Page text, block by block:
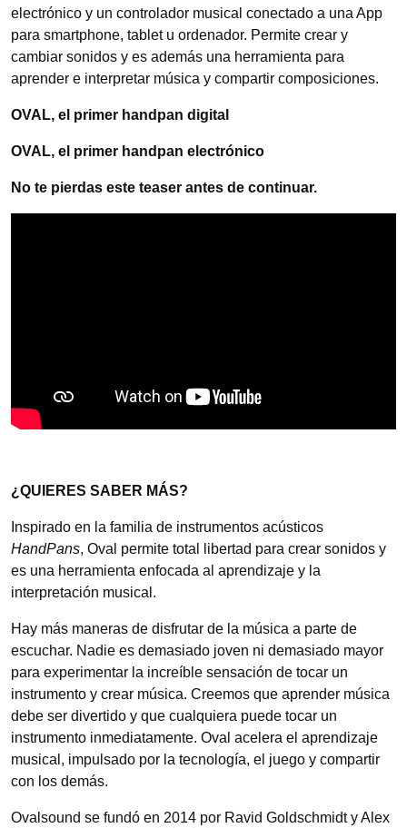
electrónico y un controlador musical conectado a una App
para smartphone, tablet u ordenador. Permite crear y
cambiar sonidos y es además una herramienta para
aprender e interpretar música y compartir composiciones.
OVAL, el primer handpan digital
OVAL, el primer handpan electrónico
No te pierdas este teaser antes de continuar.
¿QUIERES SABER MÁS?
Inspirado en la familia de instrumentos acústicos
HandPans, Oval permite total libertad para crear sonidos y
es una herramienta enfocada al aprendizaje y la
interpretación musical.
Hay más maneras de disfrutar de la música a parte de
escuchar. Nadie es demasiado joven ni demasiado mayor
para experimentar la increíble sensación de tocar un
instrumento y crear música. Creemos que aprender música
debe ser divertido y que cualquiera puede tocar un
instrumento inmediatamente. Oval acelera el aprendizaje
musical, impulsado por la tecnología, el juego y compartir
con los demás.
Ovalsound se fundó en 2014 por Ravid Goldschmidt y Alex